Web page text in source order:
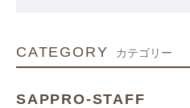
CATEGORY カテゴリー
SAPPRO-STAFF